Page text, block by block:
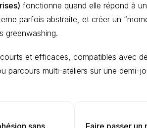
fonctionne quand elle répond à
parfois abstraite, et créer un
greenwashing.
et efficaces, compatibles avec
parcours multi-ateliers sur une demi-